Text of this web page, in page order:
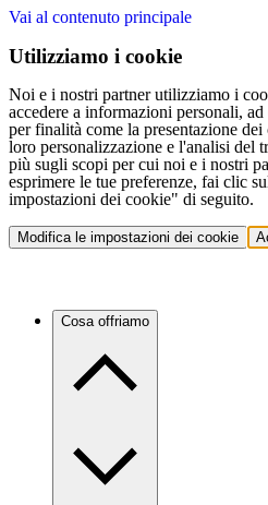
Vai al contenuto principale
Utilizziamo i cookie
Noi e i nostri partner utilizziamo i
accedere a informazioni personali,
per finalità come la presentazione
loro personalizzazione e l'analisi del
più sugli scopi per cui noi e i nostri
esprimere le tue preferenze, fai clic
impostazioni dei cookie" di seguito.
Modifica le impostazioni dei cookie
Cosa offriamo